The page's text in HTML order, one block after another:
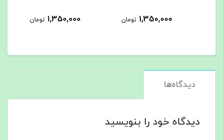
1,350,000 تومان 963,000 تومان
دیدگاه‌ها
دیدگاه خود را بنویسید